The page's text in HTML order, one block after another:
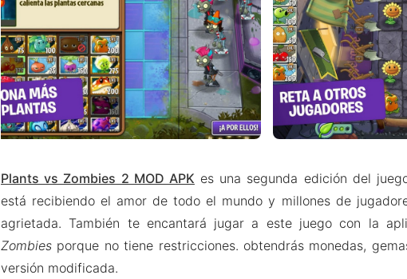
Plants vs Zombies 2 MOD APK es una segunda edición del
está recibiendo el amor de todo el mundo y millones de
agrietada. También te encantará jugar a este juego con la
Zombiesporque no tiene restricciones. obtendrás monedas,
versión modificada.